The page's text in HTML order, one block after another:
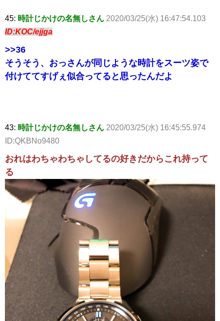
45: 時計じかけの名無しさん 2020/03/25(水) 16:47:54.103
ID:KOC/ejjga
>>36
そうそう、おっさんが同じような時計をスーツ姿で
付けててすげぇ似合ってると思ったんだよ
43: 時計じかけの名無しさん 2020/03/25(水) 16:45:55.974
ID:QKBNo9480
おれはわちゃわちゃしてるの好きだからこれ持って
る